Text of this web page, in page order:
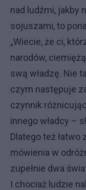
nad ludźmi, jakby
sojuszami, to
„Wiecie, że ci,
narodów,
swą władzę. Nie
czym następuje
czynnik
innego władcy –
Dlatego też łatwo
mówienia w
zupełnie dwa
I chociaż ludzie